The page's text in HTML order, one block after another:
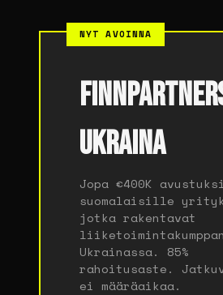
NYT AVOINNA
UKRAINA
Jopa €400K
suomalaisille
jotka rakentavat
Ukrainassa. 85%
rahoitusaste.
ei määräaikaa.